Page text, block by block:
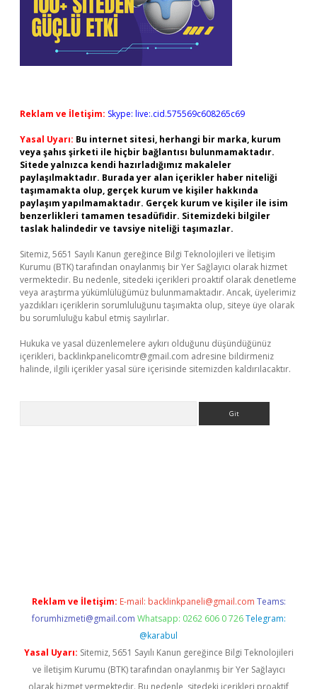
Reklam ve İletişim: Skype: live:.cid.575569c608265c69
Yasal Uyarı: Bu internet sitesi, herhangi bir marka, kurum
veya şahıs şirketi ile hiçbir bağlantısı bulunmamaktadır.
Sitede yalnızca kendi hazırladığımız makaleler
paylaşılmaktadır. Burada yer alan içerikler haber niteliği
taşımamakta olup, gerçek kurum ve kişiler hakkında
paylaşım yapılmamaktadır. Gerçek kurum ve kişiler ile isim
benzerlikleri tamamen tesadüfidir. Sitemizdeki bilgiler
taslak halindedir ve tavsiye niteliği taşımazlar.
Sitemiz, 5651 Sayılı Kanun gereğince Bilgi Teknolojileri ve İletişim
Kurumu (BTK) tarafından onaylanmış bir Yer Sağlayıcı olarak hizmet
vermektedir. Bu nedenle, sitedeki içerikleri proaktif olarak denetleme
veya araştırma yükümlülüğümüz bulunmamaktadır. Ancak, üyelerimiz
yazdıkları içeriklerin sorumluluğunu taşımakta olup, siteye üye olarak
bu sorumluluğu kabul etmiş sayılırlar.
Hukuka ve yasal düzenlemelere aykırı olduğunu düşündüğünüz
içerikleri, backlinkpanelicomtr@gmail.com adresine bildirmeniz
halinde, ilgili içerikler yasal süre içerisinde sitemizden kaldırılacaktır.
Reklam ve İletişim: E-mail: backlinkpaneli@gmail.com Teams:
forumhizmeti@gmail.com Whatsapp: 0262 606 0 726 Telegram:
@karabul
Yasal Uyarı: Sitemiz, 5651 Sayılı Kanun gereğince Bilgi Teknolojileri
ve İletişim Kurumu (BTK) tarafından onaylanmış bir Yer Sağlayıcı
olarak hizmet vermektedir. Bu nedenle, sitedeki içerikleri proaktif